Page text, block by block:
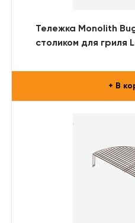
Тележка Monolith
столиком для гриля
+ В